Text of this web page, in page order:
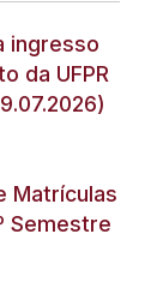
ingresso
da UFPR
Matrículas
Semestre